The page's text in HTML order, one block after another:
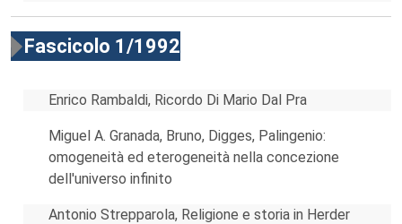
Fascicolo 1/1992
Enrico Rambaldi, Ricordo Di Mario Dal Pra
Miguel A. Granada, Bruno, Digges, Palingenio:
omogeneità ed eterogeneità nella concezione
dell'universo infinito
Antonio Strepparola, Religione e storia in Herder